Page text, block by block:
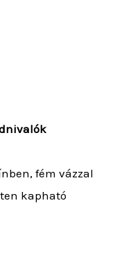
fém vázzal
kapható